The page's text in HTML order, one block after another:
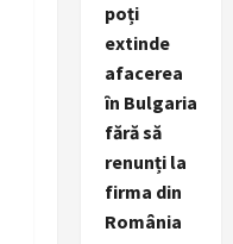
poți
extinde
afacerea
în Bulgaria
fără să
renunți la
firma din
România